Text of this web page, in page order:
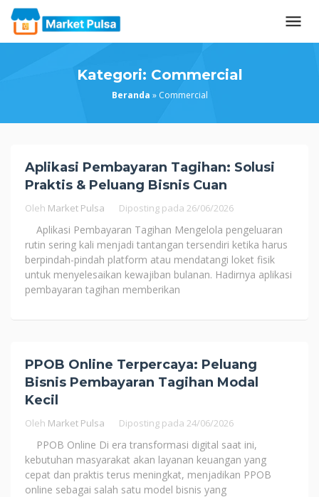
Loncat
konten
Kategori: Commercial
Beranda » Commercial
Aplikasi Pembayaran Tagihan: Solusi
Praktis & Peluang Bisnis Cuan
Oleh Market Pulsa Diposting pada 26/06/2026
Aplikasi Pembayaran Tagihan Mengelola pengeluaran
rutin sering kali menjadi tantangan tersendiri ketika harus
berpindah-pindah platform atau mendatangi loket fisik
untuk menyelesaikan kewajiban bulanan. Hadirnya aplikasi
pembayaran tagihan memberikan
PPOB Online Terpercaya: Peluang
Bisnis Pembayaran Tagihan Modal
Kecil
Oleh Market Pulsa Diposting pada 24/06/2026
PPOB Online Di era transformasi digital saat ini,
kebutuhan masyarakat akan layanan keuangan yang
cepat dan praktis terus meningkat, menjadikan PPOB
online sebagai salah satu model bisnis yang